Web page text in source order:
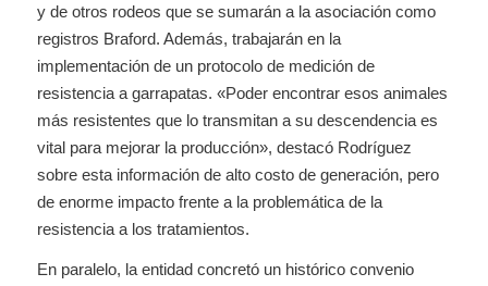
y de otros rodeos que se sumarán a la asociación como
registros Braford. Además, trabajarán en la
implementación de un protocolo de medición de
resistencia a garrapatas. «Poder encontrar esos animales
más resistentes que lo transmitan a su descendencia es
vital para mejorar la producción», destacó Rodríguez
sobre esta información de alto costo de generación, pero
de enorme impacto frente a la problemática de la
resistencia a los tratamientos.
En paralelo, la entidad concretó un histórico convenio